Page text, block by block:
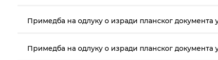
Примедба на одлуку о изради планског документа
Примедба на одлуку о изради планског документа